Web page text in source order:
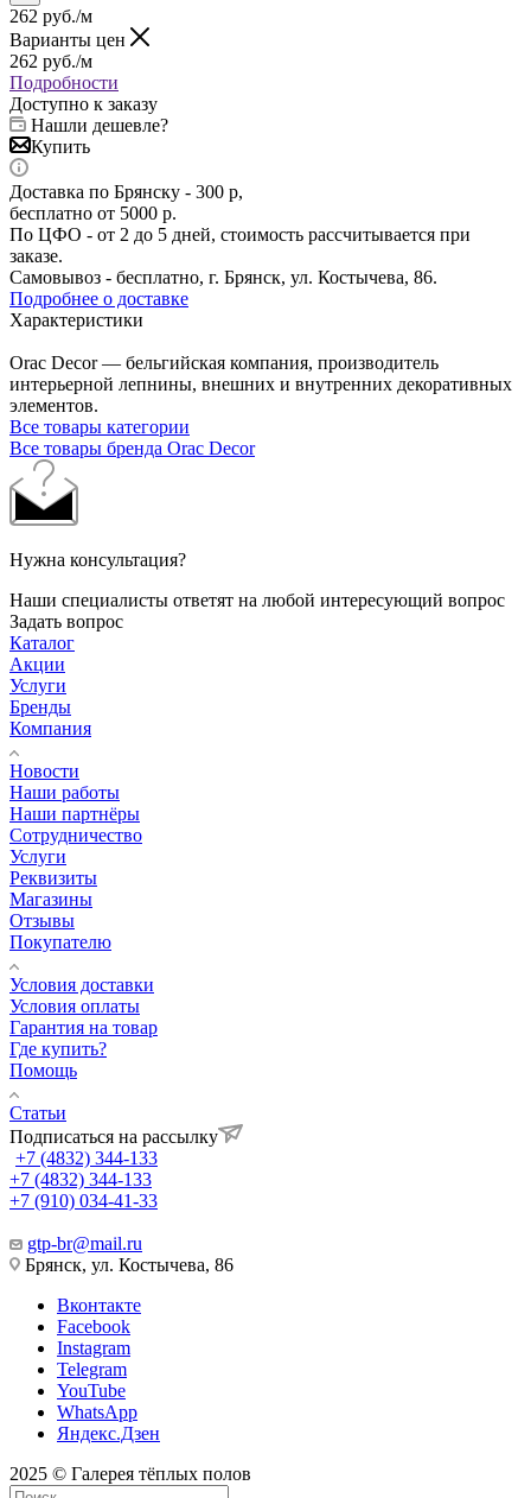
262 руб./м
Варианты цен
262 руб./м
Подробности
Доступно к заказу
Нашли дешевле?
Купить
Доставка по Брянску - 300 р,
бесплатно от 5000 р.
По ЦФО - от 2 до 5 дней, стоимость рассчитывается при
заказе.
Самовывоз - бесплатно, г. Брянск, ул. Костычева, 86.
Подробнее о доставке
Характеристики
Orac Decor — бельгийская компания, производитель
интерьерной лепнины, внешних и внутренних декоративных
элементов.
Все товары категории
Все товары бренда Orac Decor
Нужна консультация?
Наши специалисты ответят на любой интересующий вопрос
Задать вопрос
Каталог
Акции
Услуги
Бренды
Компания
Новости
Наши работы
Наши партнёры
Сотрудничество
Услуги
Реквизиты
Магазины
Отзывы
Покупателю
Условия доставки
Условия оплаты
Гарантия на товар
Где купить?
Помощь
Статьи
Подписаться на рассылку
+7 (4832) 344-133
+7 (4832) 344-133
+7 (910) 034-41-33
gtp-br@mail.ru
Брянск, ул. Костычева, 86
Вконтакте
Facebook
Instagram
Telegram
YouTube
WhatsApp
Яндекс.Дзен
2025 © Галерея тёплых полов